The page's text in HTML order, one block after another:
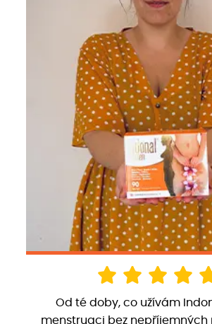
Od té doby, co užívám
menstruaci bez nepříjemných